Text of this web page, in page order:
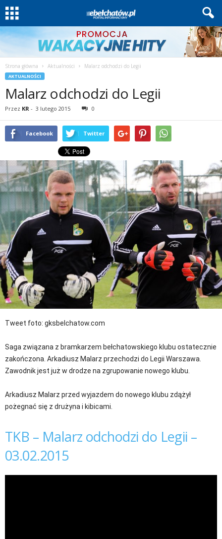
Strona główna Aktualności Malarz odchodzi do Legii
AKTUALNOŚCI
Malarz odchodzi do Legii
Przez KR - 3 lutego 2015 0
Facebook Twitter
Tweet foto: gksbelchatow.com
Saga związana z bramkarzem bełchatowskiego klubu ostatecznie
zakończona. Arkadiusz Malarz przechodzi do Legii Warszawa.
Zawodnik jest już w drodze na zgrupowanie nowego klubu.
Arkadiusz Malarz przed wyjazdem do nowego klubu zdążył
pożegnać się z drużyna i kibicami.
TKB – Malarz odchodzi do Legii –
03.02.2015